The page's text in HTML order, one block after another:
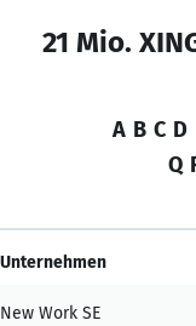
21 Mio.
A B C D
Q
Unternehmen
New Work SE